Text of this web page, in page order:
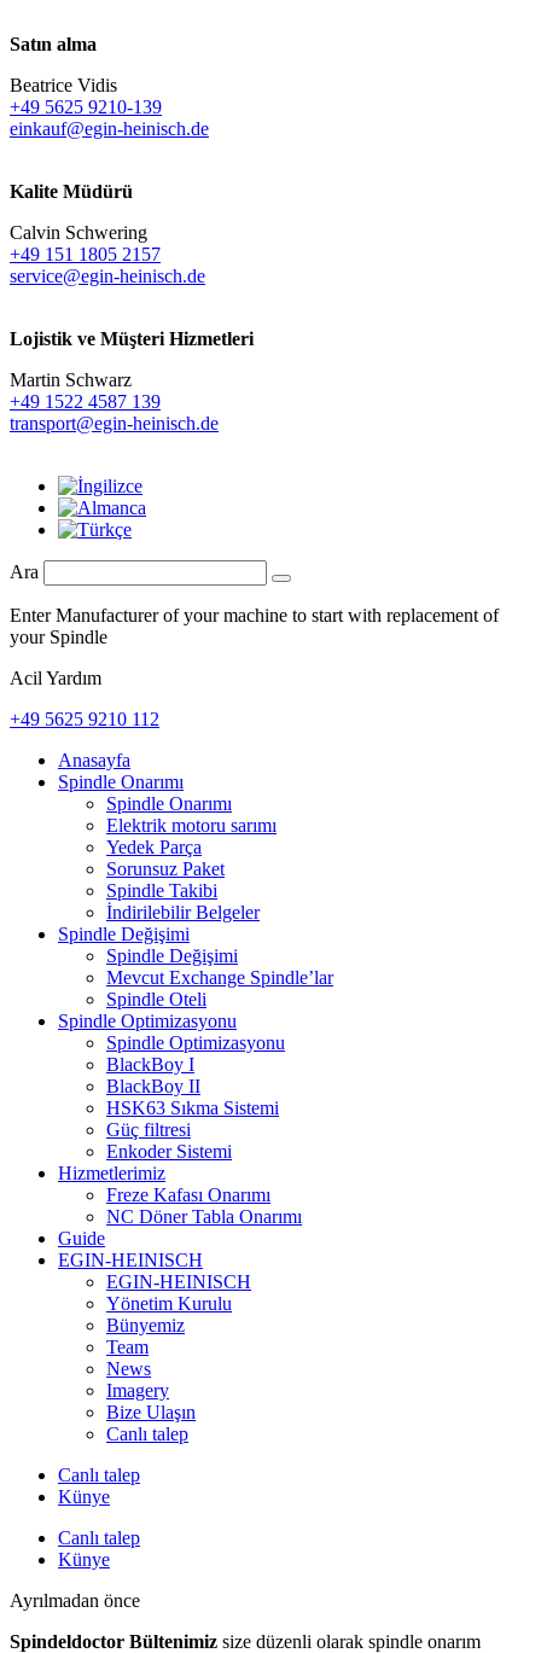
Satın alma
Beatrice Vidis
+49 5625 9210-139
einkauf@egin-heinisch.de
Kalite Müdürü
Calvin Schwering
+49 151 1805 2157
service@egin-heinisch.de
Lojistik ve Müşteri Hizmetleri
Martin Schwarz
+49 1522 4587 139
transport@egin-heinisch.de
Ara
Enter Manufacturer of your machine to start with replacement of
your Spindle
Acil Yardım
+49 5625 9210 112
Anasayfa
Spindle Onarımı
Spindle Onarımı
Elektrik motoru sarımı
Yedek Parça
Sorunsuz Paket
Spindle Takibi
İndirilebilir Belgeler
Spindle Değişimi
Spindle Değişimi
Mevcut Exchange Spindle’lar
Spindle Oteli
Spindle Optimizasyonu
Spindle Optimizasyonu
BlackBoy I
BlackBoy II
HSK63 Sıkma Sistemi
Güç filtresi
Enkoder Sistemi
Hizmetlerimiz
Freze Kafası Onarımı
NC Döner Tabla Onarımı
Guide
EGIN-HEINISCH
EGIN-HEINISCH
Yönetim Kurulu
Bünyemiz
Team
News
Imagery
Bize Ulaşın
Canlı talep
Canlı talep
Künye
Canlı talep
Künye
Ayrılmadan önce
Spindeldoctor Bültenimiz size düzenli olarak spindle onarım